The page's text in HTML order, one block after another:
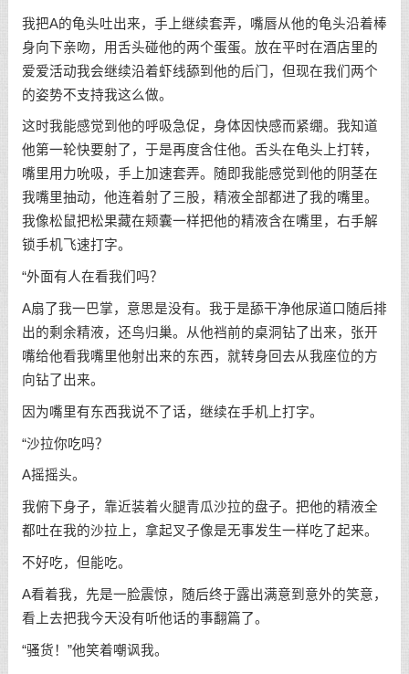
我把A的龟头吐出来，手上继续套弄，嘴唇从他的龟头沿着棒
身向下亲吻，用舌头碰他的两个蛋蛋。放在平时在酒店里的
爱爱活动我会继续沿着虾线舔到他的后门，但现在我们两个
的姿势不支持我这么做。
这时我能感觉到他的呼吸急促，身体因快感而紧绷。我知道
他第一轮快要射了，于是再度含住他。舌头在龟头上打转，
嘴里用力吮吸，手上加速套弄。随即我能感觉到他的阴茎在
我嘴里抽动，他连着射了三股，精液全部都进了我的嘴里。
我像松鼠把松果藏在颊囊一样把他的精液含在嘴里，右手解
锁手机飞速打字。
“外面有人在看我们吗？
A扇了我一巴掌，意思是没有。我于是舔干净他尿道口随后排
出的剩余精液，还鸟归巢。从他裆前的桌洞钻了出来，张开
嘴给他看我嘴里他射出来的东西，就转身回去从我座位的方
向钻了出来。
因为嘴里有东西我说不了话，继续在手机上打字。
“沙拉你吃吗？
A摇摇头。
我俯下身子，靠近装着火腿青瓜沙拉的盘子。把他的精液全
都吐在我的沙拉上，拿起叉子像是无事发生一样吃了起来。
不好吃，但能吃。
A看着我，先是一脸震惊，随后终于露出满意到意外的笑意，
看上去把我今天没有听他话的事翻篇了。
“骚货！”他笑着嘲讽我。